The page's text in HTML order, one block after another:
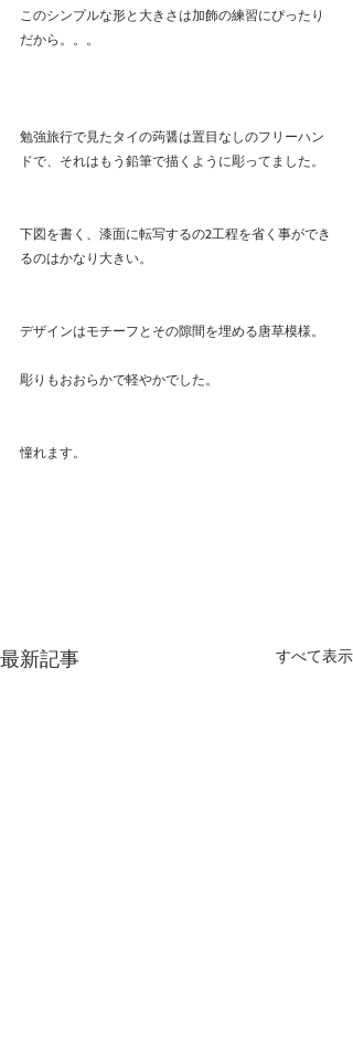
このシンプルな形と大きさは加飾の練習にぴったり
だから。。。
勉強旅行で見たタイの蒟醤は置目なしのフリーハン
ドで、それはもう鉛筆で描くように彫ってました。
下図を書く、漆面に転写するの2工程を省く事ができ
るのはかなり大きい。
デザインはモチーフとその隙間を埋める唐草模様。
彫りもおおらかで軽やかでした。
憧れます。
最新記事 すべて表示